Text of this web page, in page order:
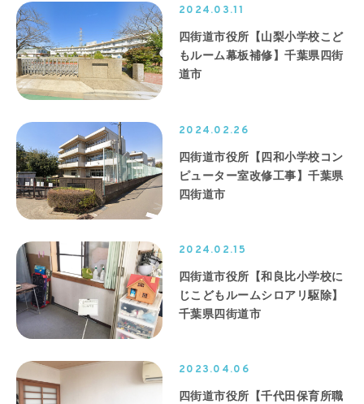
2024.03.11
四街道市役所【山梨小学校こど
もルーム幕板補修】千葉県四街
道市
2024.02.26
四街道市役所【四和小学校コン
ピューター室改修工事】千葉県
四街道市
2024.02.15
四街道市役所【和良比小学校に
じこどもルームシロアリ駆除】
千葉県四街道市
2023.04.06
四街道市役所【千代田保育所職